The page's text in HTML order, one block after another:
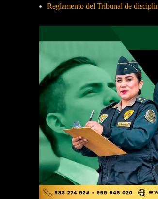
Reglamento del Tribunal de